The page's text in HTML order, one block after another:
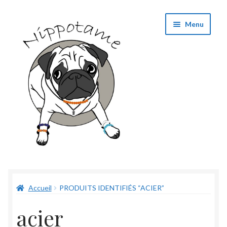
navigation
contenu
Menu
Panier
Validation de commande
Accueil PRODUITS IDENTIFIÉS “ACIER”
acier